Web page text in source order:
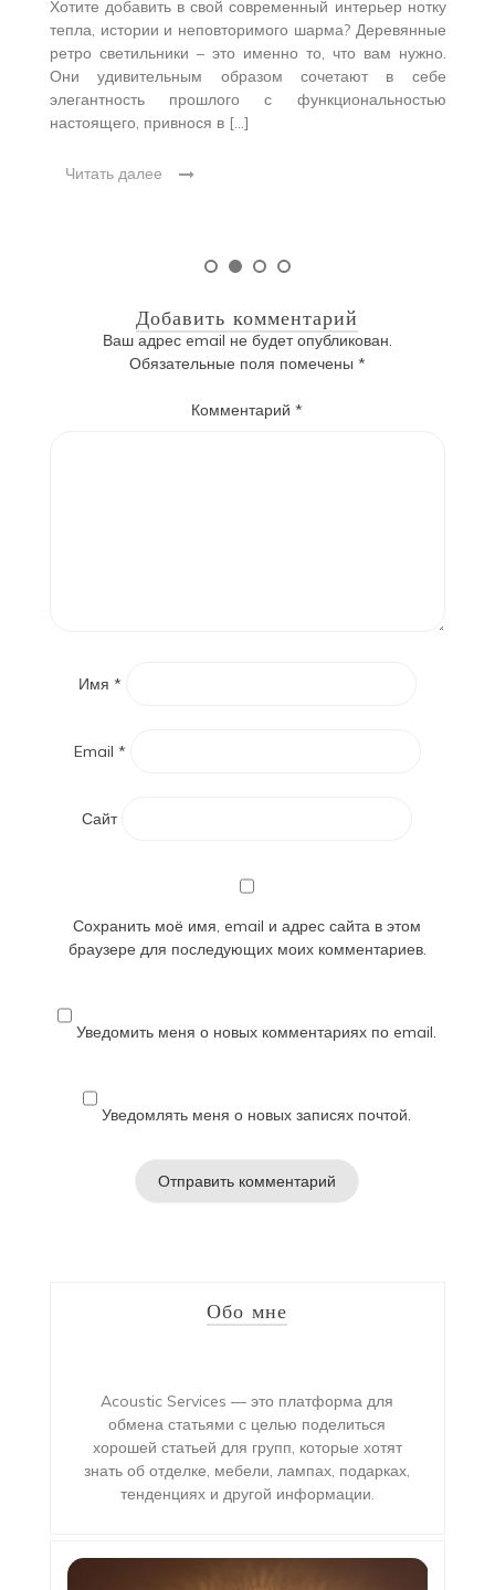
Хотите добавить в свой современный интерьер нотку
тепла, истории и неповторимого шарма? Деревянные
ретро светильники – это именно то, что вам нужно.
Они удивительным образом сочетают в себе
элегантность прошлого с функциональностью
настоящего, привнося в […]
Читать далее
Добавить комментарий
Ваш адрес email не будет опубликован.
Обязательные поля помечены *
Комментарий*
Имя *
Email *
Сайт
Сохранить моё имя, email и адрес сайта в этом
браузере для последующих моих комментариев.
Уведомить меня о новых комментариях по email.
Уведомлять меня о новых записях почтой.
Обо мне
Acoustic Services — это платформа для
обмена статьями с целью поделиться
хорошей статьей для групп, которые хотят
знать об отделке, мебели, лампах, подарках,
тенденциях и другой информации.